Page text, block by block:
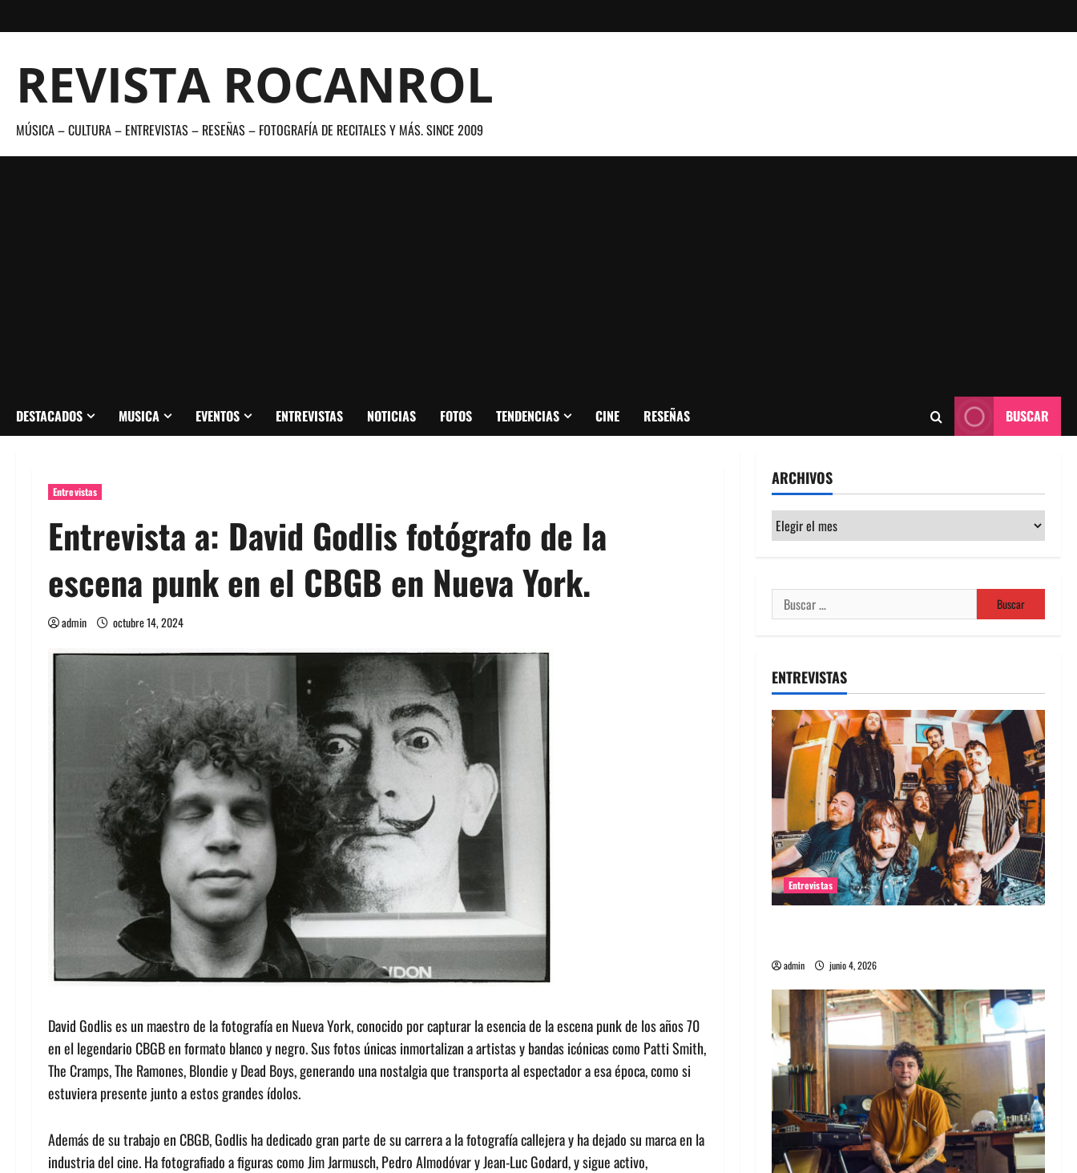
al
REVISTA ROCANROL
MÚSICA – CULTURA – ENTREVISTAS – RESEÑAS – FOTOGRAFÍA DE RECITALES Y MÁS. SINCE 2009
DESTACADOS MUSICA EVENTOS ENTREVISTAS NOTICIAS FOTOS TENDENCIAS CINE RESEÑAS BUSCAR
Entrevistas
Entrevista a: David Godlis fotógrafo de la
escena punk en el CBGB en Nueva York.
admin octubre 14, 2024
David Godlis es un maestro de la fotografía en Nueva York, conocido por capturar la esencia de la escena punk de los años 70
en el legendario CBGB en formato blanco y negro. Sus fotos únicas inmortalizan a artistas y bandas icónicas como Patti Smith,
The Cramps, The Ramones, Blondie y Dead Boys, generando una nostalgia que transporta al espectador a esa época, como si
estuviera presente junto a estos grandes ídolos.
Además de su trabajo en CBGB, Godlis ha dedicado gran parte de su carrera a la fotografía callejera y ha dejado su marca en la
industria del cine. Ha fotografiado a figuras como Jim Jarmusch, Pedro Almodóvar y Jean-Luc Godard, y sigue activo,
ARCHIVOS
Archivos
Buscar:
ENTREVISTAS
Entrevistas
admin junio 4, 2026